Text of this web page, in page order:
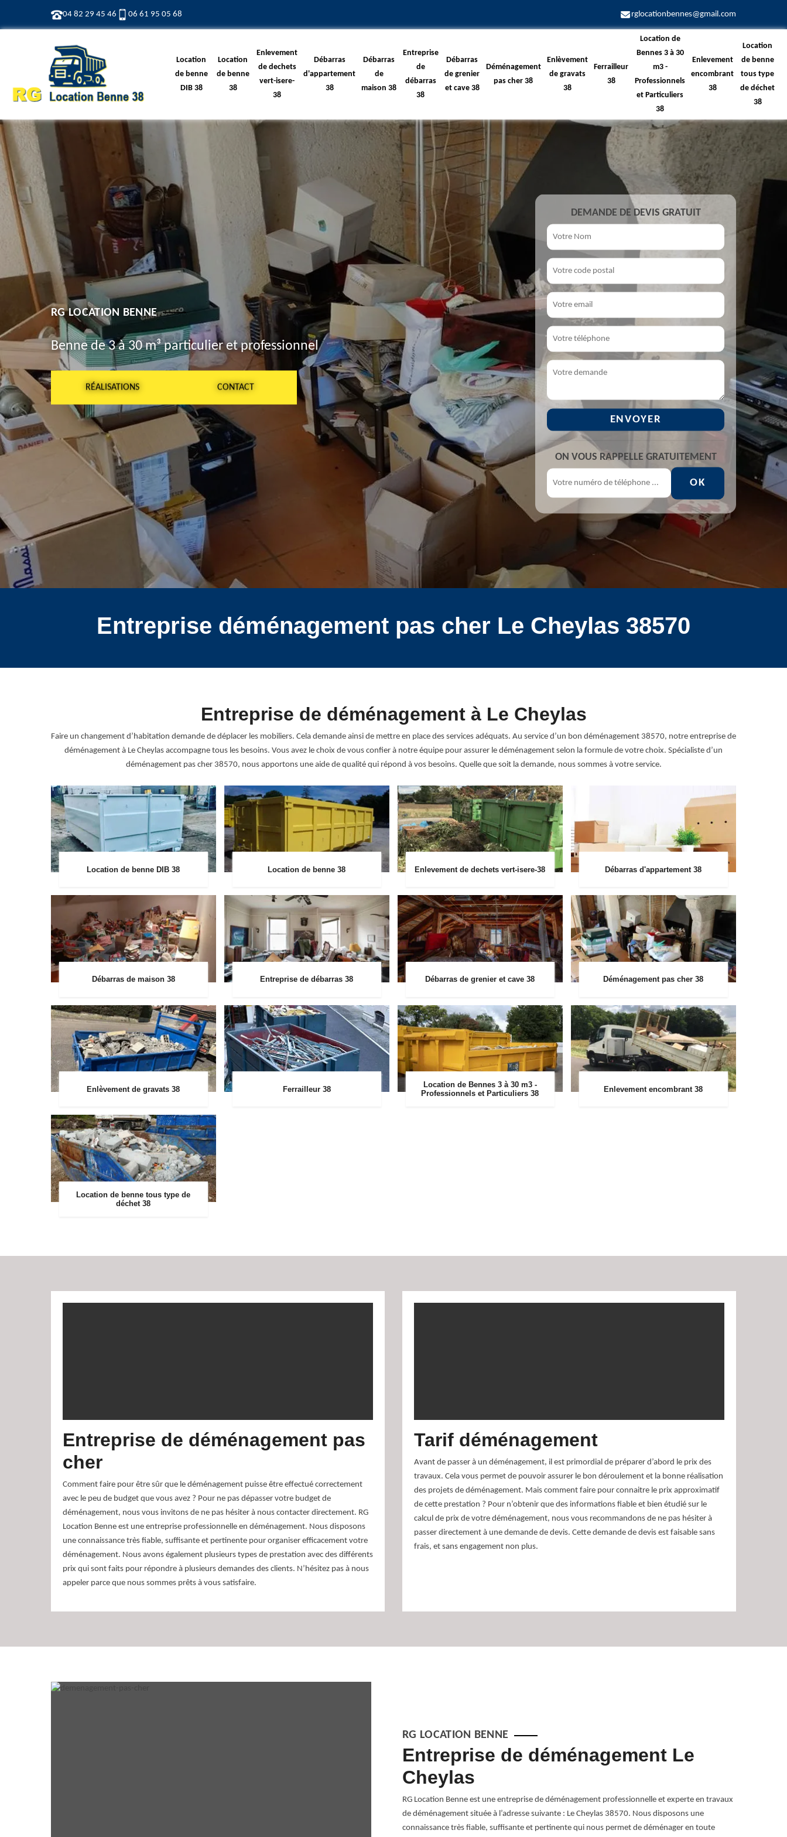
04 82 29 45 46 06 61 95 05 68 rglocationbennes@gmail.com
Location
de benne
DIB 38
Location
de benne
38
Enlevement
de dechets
vert-isere-
38
Débarras
d'appartement
38
Débarras
de
maison 38
Entreprise
de
débarras
38
Débarras
de grenier
et cave 38
Déménagement
pas cher 38
Enlèvement
de gravats
38
Ferrailleur
38
Location de
Bennes 3 à 30
m3 -
Professionnels
et Particuliers
38
Enlevement
encombrant
38
Location
de benne
tous type
de déchet
38
RG LOCATION BENNE
Benne de 3 à 30 m³ particulier et professionnel
RÉALISATIONS CONTACT
DEMANDE DE DEVIS GRATUIT
ON VOUS RAPPELLE GRATUITEMENT
Entreprise déménagement pas cher Le Cheylas 38570
Entreprise de déménagement à Le Cheylas
Faire un changement d’habitation demande de déplacer les mobiliers. Cela demande ainsi de mettre en place des services adéquats. Au service d’un bon déménagement 38570, notre entreprise de
déménagement à Le Cheylas accompagne tous les besoins. Vous avez le choix de vous confier à notre équipe pour assurer le déménagement selon la formule de votre choix. Spécialiste d’un
déménagement pas cher 38570, nous apportons une aide de qualité qui répond à vos besoins. Quelle que soit la demande, nous sommes à votre service.
Location de benne DIB 38 Location de benne 38 Enlevement de dechets vert-isere-38 Débarras d'appartement 38
Débarras de maison 38 Entreprise de débarras 38 Débarras de grenier et cave 38 Déménagement pas cher 38
Enlèvement de gravats 38 Ferrailleur 38
Location de Bennes 3 à 30 m3 -
Professionnels et Particuliers 38
Enlevement encombrant 38
Location de benne tous type de
déchet 38
Entreprise de déménagement pas
cher
Comment faire pour être sûr que le déménagement puisse être effectué correctement
avec le peu de budget que vous avez ? Pour ne pas dépasser votre budget de
déménagement, nous vous invitons de ne pas hésiter à nous contacter directement. RG
Location Benne est une entreprise professionnelle en déménagement. Nous disposons
une connaissance très fiable, suffisante et pertinente pour organiser efficacement votre
déménagement. Nous avons également plusieurs types de prestation avec des différents
prix qui sont faits pour répondre à plusieurs demandes des clients. N’hésitez pas à nous
appeler parce que nous sommes prêts à vous satisfaire.
Tarif déménagement
Avant de passer à un déménagement, il est primordial de préparer d’abord le prix des
travaux. Cela vous permet de pouvoir assurer le bon déroulement et la bonne réalisation
des projets de déménagement. Mais comment faire pour connaitre le prix approximatif
de cette prestation ? Pour n’obtenir que des informations fiable et bien étudié sur le
calcul de prix de votre déménagement, nous vous recommandons de ne pas hésiter à
passer directement à une demande de devis. Cette demande de devis est faisable sans
frais, et sans engagement non plus.
RG LOCATION BENNE
Entreprise de déménagement Le
Cheylas
RG Location Benne est une entreprise de déménagement professionnelle et experte en travaux
de déménagement située à l’adresse suivante : Le Cheylas 38570. Nous disposons une
connaissance très fiable, suffisante et pertinente qui nous permet de déménager en toute